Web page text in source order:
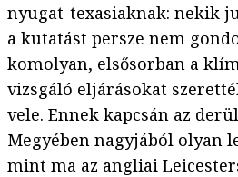
nyugat-texasiaknak: nekik
a kutatást persze nem
komolyan, elsősorban a
vizsgáló eljárásokat
vele. Ennek kapcsán az
Megyében nagyjából olyan
mint ma az angliai